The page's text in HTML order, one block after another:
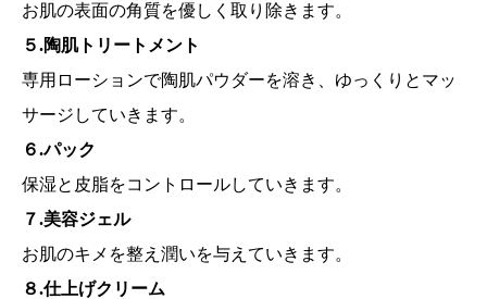
お肌の表面の角質を優しく取り除きます。
５.陶肌トリートメント
専用ローションで陶肌パウダーを溶き、ゆっくりとマッ
サージしていきます。
６.パック
保湿と皮脂をコントロールしていきます。
７.美容ジェル
お肌のキメを整え潤いを与えていきます。
８.仕上げクリーム